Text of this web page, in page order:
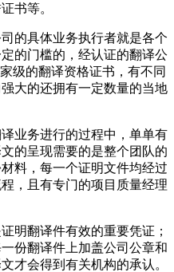
书等。
的具体业务执行者就是各个
的门槛的，经认证的翻译公
级的翻译资格证书，有不同
大的还拥有一定数量的当地
业务进行的过程中，单单有
的呈现需要的是整个团队的
料，每一个证明文件均经过
，且有专门的项目质量经理
明翻译件有效的重要凭证；
份翻译件上加盖公司公章和
才会得到有关机构的承认。